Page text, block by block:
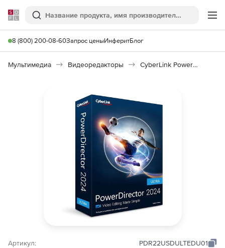
Softline
Поиск
8 (800) 200-08-60Запрос ценыИнферитБлог
Мультимедиа Видеоредакторы CyberLink PowerDirector 2024
Артикул: PDR22USDULTEDU01